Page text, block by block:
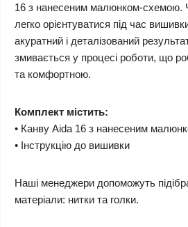
16 з нанесеним малюнком-схемою.
легко орієнтуватися під час
акуратний і деталізований
змивається у процесі роботи, що
та комфортною.
Комплект містить:
• Канву Aida 16 з нанесеним
• Інструкцію до вишивки
Наші менеджери допоможуть
матеріали: нитки та голки.